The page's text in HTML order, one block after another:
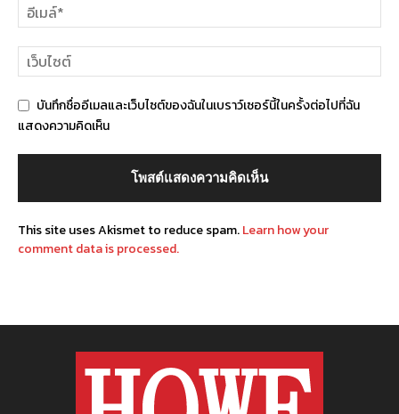
บันทึกชื่ออีเมลและเว็บไซต์ของฉันในเบราว์เซอร์นี้ในครั้งต่อไปที่ฉัน
แสดงความคิดเห็น
This site uses Akismet to reduce spam.Learn how your
comment data is processed.